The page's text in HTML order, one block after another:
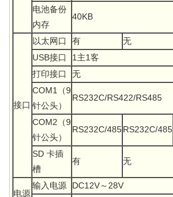
电池备份
内存
40KB
接口
以太网口 有 无
USB接口
1主1客
打印接口
无
COM1（9
针公头）
RS232C/RS422/RS485
COM2（9
针公头）
RS232C/485RS232C/485
SD 卡插
槽
有 无
电源
输入电源
DC12V～28V